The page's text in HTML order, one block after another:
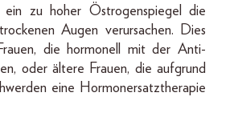
ein zu hoher Östrogenspiegel die
Augen verursachen. Dies
die hormonell mit der Anti-
oder ältere Frauen, die aufgrund
eine Hormonersatztherapie